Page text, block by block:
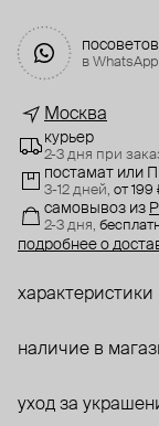
в
Москва
курьер
2-3 дня при
постамат или
3-12 дней, от 199
самовывоз из
2-3 дня,
подробнее о
характеристики
наличие в
уход за